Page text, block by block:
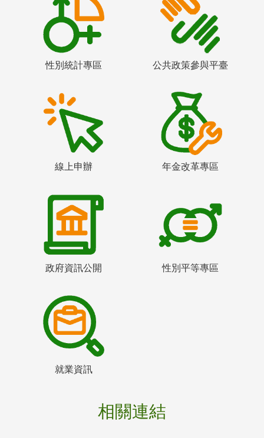
性別統計專區 公共政策參與平臺
線上申辦 年金改革專區
政府資訊公開 性別平等專區
就業資訊
相關連結